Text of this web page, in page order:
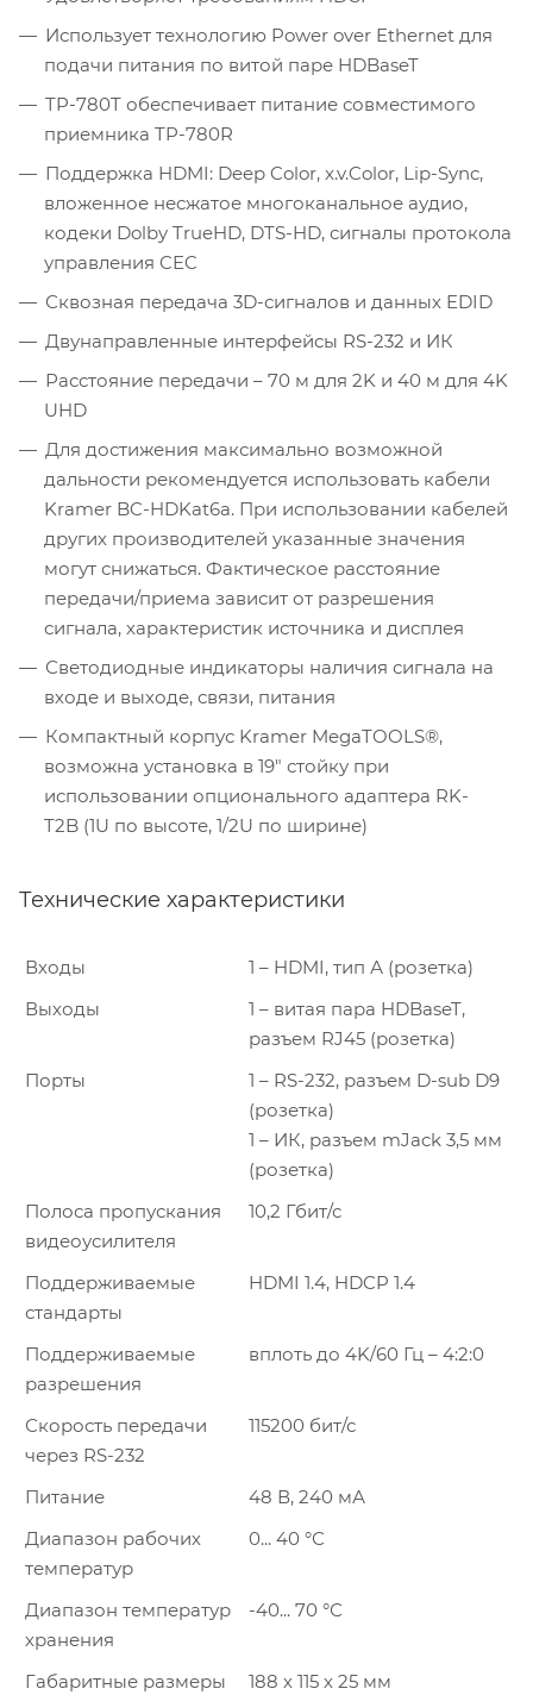
Использует технологию Power over Ethernet для
подачи питания по витой паре HDBaseT
TP-780T обеспечивает питание совместимого
приемника TP-780R
Поддержка HDMI: Deep Color, x.v.Color, Lip-Sync,
вложенное несжатое многоканальное аудио,
кодеки Dolby TrueHD, DTS-HD, сигналы протокола
управления CEC
Сквозная передача 3D-сигналов и данных EDID
Двунаправленные интерфейсы RS-232 и ИК
Расстояние передачи – 70 м для 2K и 40 м для 4K
UHD
Для достижения максимально возможной
дальности рекомендуется использовать кабели
Kramer BC-HDKat6a. При использовании кабелей
других производителей указанные значения
могут снижаться. Фактическое расстояние
передачи/приема зависит от разрешения
сигнала, характеристик источника и дисплея
Светодиодные индикаторы наличия сигнала на
входе и выходе, связи, питания
Компактный корпус Kramer MegaTOOLS®,
возможна установка в 19″ стойку при
использовании опционального адаптера RK-
T2B (1U по высоте, 1/2U по ширине)
Технические характеристики
Входы
1 – HDMI, тип А (розетка)
Выходы
1 – витая пара HDBaseT,
разъем RJ45 (розетка)
Порты
1 – RS-232, разъем D-sub D9
(розетка)
1 – ИК, разъем mJack 3,5 мм
(розетка)
Полоса пропускания
видеоусилителя
10,2 Гбит/с
Поддерживаемые
стандарты
HDMI 1.4, HDCP 1.4
Поддерживаемые
разрешения
вплоть до 4K/60 Гц – 4:2:0
Скорость передачи
через RS-232
115200 бит/с
Питание
48 В, 240 мА
Диапазон рабочих
температур
0... 40 °С
Диапазон температур
хранения
-40... 70 °С
Габаритные размеры
188 х 115 х 25 мм